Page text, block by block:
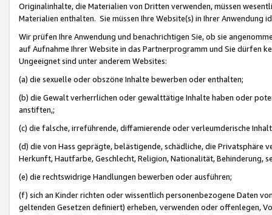
Originalinhalte, die Materialien von Dritten verwenden, müssen
Materialien enthalten. Sie müssen Ihre Website(s) in Ihrer Anwendung
Wir prüfen Ihre Anwendung und benachrichtigen Sie, ob sie
auf Aufnahme Ihrer Website in das Partnerprogramm und Sie dürfen
Ungeeignet sind unter anderem Websites:
(a) die sexuelle oder obszöne Inhalte bewerben oder enthalten;
(b) die Gewalt verherrlichen oder gewalttätige Inhalte haben oder
anstiften,;
(c) die falsche, irreführende, diffamierende oder verleumderische
(d) die von Hass geprägte, belästigende, schädliche, die Privatsphäre
Herkunft, Hautfarbe, Geschlecht, Religion, Nationalität, Behinderung,
(e) die rechtswidrige Handlungen bewerben oder ausführen;
(f) sich an Kinder richten oder wissentlich personenbezogene Daten
geltenden Gesetzen definiert) erheben, verwenden oder offenlegen,